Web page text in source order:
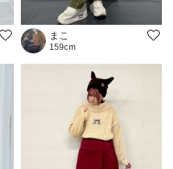
まこ
159cm